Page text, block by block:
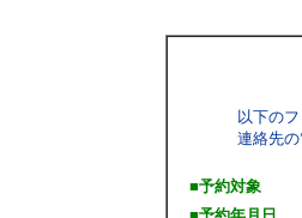
以下の
連絡先
■予約対象